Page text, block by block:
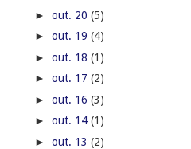
► out. 20 (5)
► out. 19 (4)
► out. 18 (1)
► out. 17 (2)
► out. 16 (3)
► out. 14 (1)
► out. 13 (2)